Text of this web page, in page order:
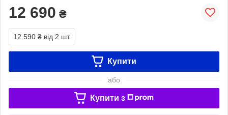
12 690 ₴
12 590 ₴ від 2 шт.
Купити
або
Купити з